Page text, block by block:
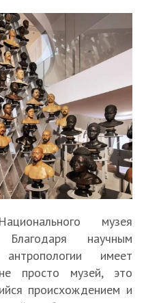
музея
Благодаря научным
имеет
просто музей, это
происхождением и